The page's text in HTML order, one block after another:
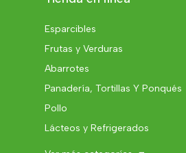
Esparcibles
Frutas y Verduras
Abarrotes
Panadería, Tortillas Y Ponqués
Pollo
Lácteos y Refrigerados